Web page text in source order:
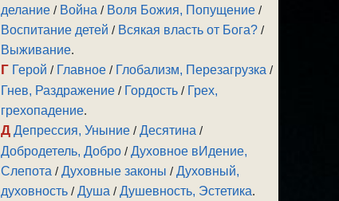
делание / Война / Воля Божия, Попущение /
Воспитание детей / Всякая власть от Бога? /
Выживание.
Г Герой / Главное / Глобализм, Перезагрузка /
Гнев, Раздражение / Гордость / Грех,
грехопадение.
Д Депрессия, Уныние /Десятина /
Добродетель, Добро /Духовное вИдение,
Слепота /Духовные законы /Духовный,
духовность /Душа /Душевность, Эстетика.